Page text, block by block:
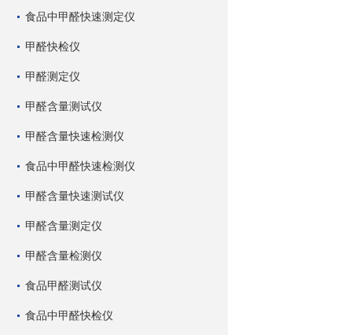
食品中甲醛快速测定仪
甲醛快检仪
甲醛测定仪
甲醛含量测试仪
甲醛含量快速检测仪
食品中甲醛快速检测仪
甲醛含量快速测试仪
甲醛含量测定仪
甲醛含量检测仪
食品甲醛测试仪
食品中甲醛快检仪